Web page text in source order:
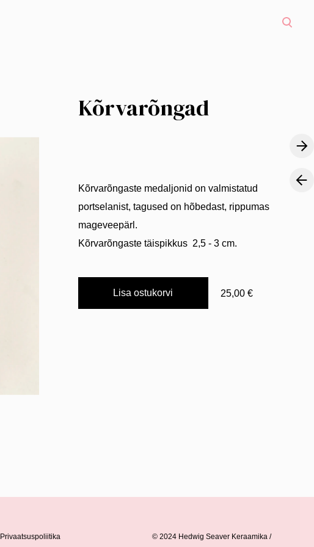
Kõrvarõngad
Kõrvarõngaste medaljonid on valmistatud
portselanist, tagused on hõbedast, rippumas
mageveepärl.
Kõrvarõngaste täispikkus 2,5 - 3 cm.
Lisa ostukorvi 25,00 €
Privaatsuspoliitika © 2024 Hedwig Seaver Keraamika /